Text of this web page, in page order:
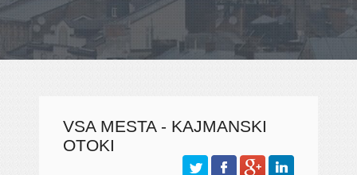
VSA MESTA - KAJMANSKI
OTOKI